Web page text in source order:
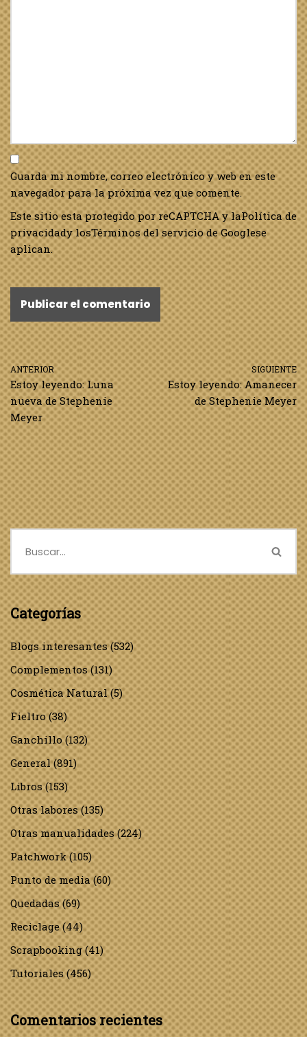
Guarda mi nombre, correo electrónico y web en este
navegador para la próxima vez que comente.
Este sitio esta protegido por reCAPTCHA y laPolítica de
privacidady losTérminos del servicio de Googlese
aplican.
ANTERIOR
Estoy leyendo: Luna
nueva de Stephenie
Meyer
SIGUIENTE
Estoy leyendo: Amanecer
de Stephenie Meyer
Categorías
Blogs interesantes(532)
Complementos(131)
Cosmética Natural(5)
Fieltro(38)
Ganchillo(132)
General(891)
Libros(153)
Otras labores(135)
Otras manualidades(224)
Patchwork(105)
Punto de media(60)
Quedadas(69)
Reciclage(44)
Scrapbooking(41)
Tutoriales(456)
Comentarios recientes